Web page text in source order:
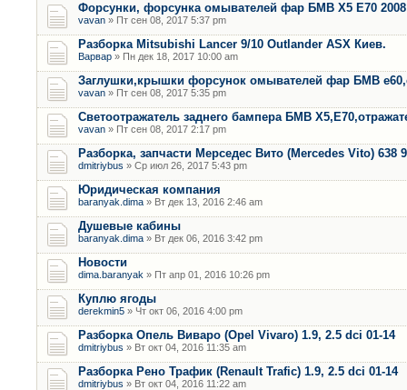
Форсунки, форсунка омывателей фар БМВ Х5 Е70 2008
vavan » Пт сен 08, 2017 5:37 pm
Разборка Mitsubishi Lancer 9/10 Outlander ASX Киев.
Варвар » Пн дек 18, 2017 10:00 am
Заглушки,крышки форсунок омывателей фар БМВ
vavan » Пт сен 08, 2017 5:35 pm
Светоотражатель заднего бампера БМВ
vavan » Пт сен 08, 2017 2:17 pm
Разборка, запчасти Мерседес Вито (Mercedes Vito) 638
dmitriybus » Ср июл 26, 2017 5:43 pm
Юридическая компания
baranyak.dima » Вт дек 13, 2016 2:46 am
Душевые кабины
baranyak.dima » Вт дек 06, 2016 3:42 pm
Новости
dima.baranyak » Пт апр 01, 2016 10:26 pm
Куплю ягоды
derekmin5 » Чт окт 06, 2016 4:00 pm
Разборка Опель Виваро (Opel Vivaro) 1.9, 2.5 dci 01-14
dmitriybus » Вт окт 04, 2016 11:35 am
Разборка Рено Трафик (Renault Trafic) 1.9, 2.5 dci 01-14
dmitriybus » Вт окт 04, 2016 11:22 am